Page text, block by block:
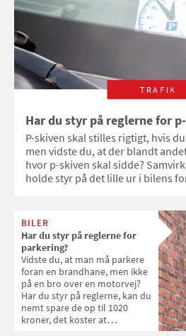
TRAFIK
Har du styr på reglerne for
P-skiven skal stilles rigtigt, hvis
men vidste du, at der blandt
hvor p-skiven skal sidde?
holde styr på det lille ur i bilens
BILER
Har du styr på reglerne for
parkering?
Vidste du, at man må parkere
foran en brandhane, men ikke
på en bro over en motorvej?
Har du styr på reglerne, kan du
nemt spare de op til 1020
kroner, det koster at